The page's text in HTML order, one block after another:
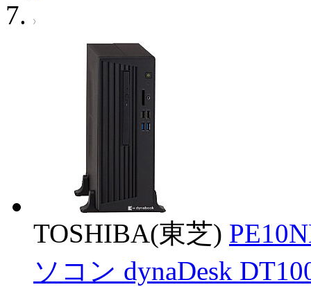
TOSHIBA(東芝)
ソコン dynaDesk